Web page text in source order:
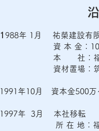
1 988年 1月 祐榮建設有
資 本 金：100
本 社：福岡市中
資材置場：筑紫郡
1991年10月 資本金500万
1997年 3月 本社移転
所 在 地：福岡市